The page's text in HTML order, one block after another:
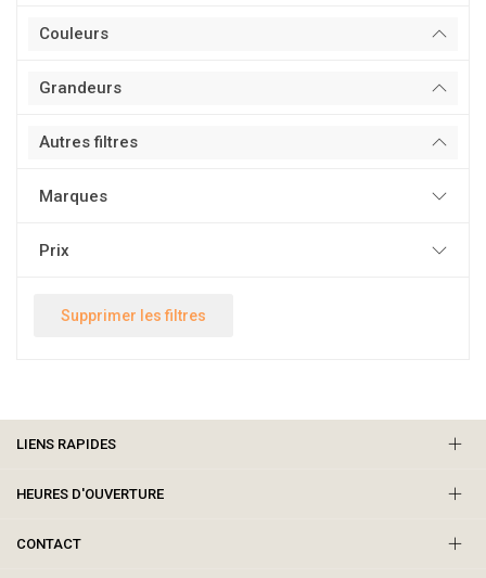
Couleurs
Grandeurs
Autres filtres
Marques
Prix
Supprimer les filtres
LIENS RAPIDES
HEURES D'OUVERTURE
CONTACT